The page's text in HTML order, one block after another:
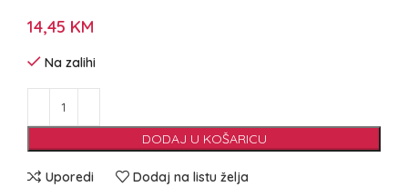
14,45 KM
Na zalihi
DODAJ U KOŠARICU
Uporedi Dodaj na listu želja